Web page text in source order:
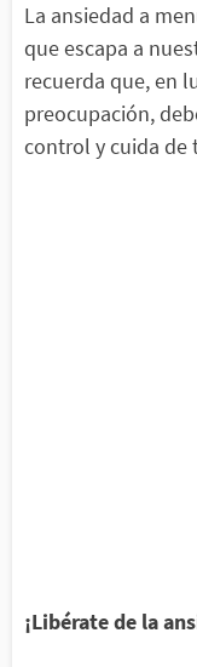
La ansiedad a
que escapa a
recuerda que, en
preocupación,
control y cuida de
¡Libérate de la